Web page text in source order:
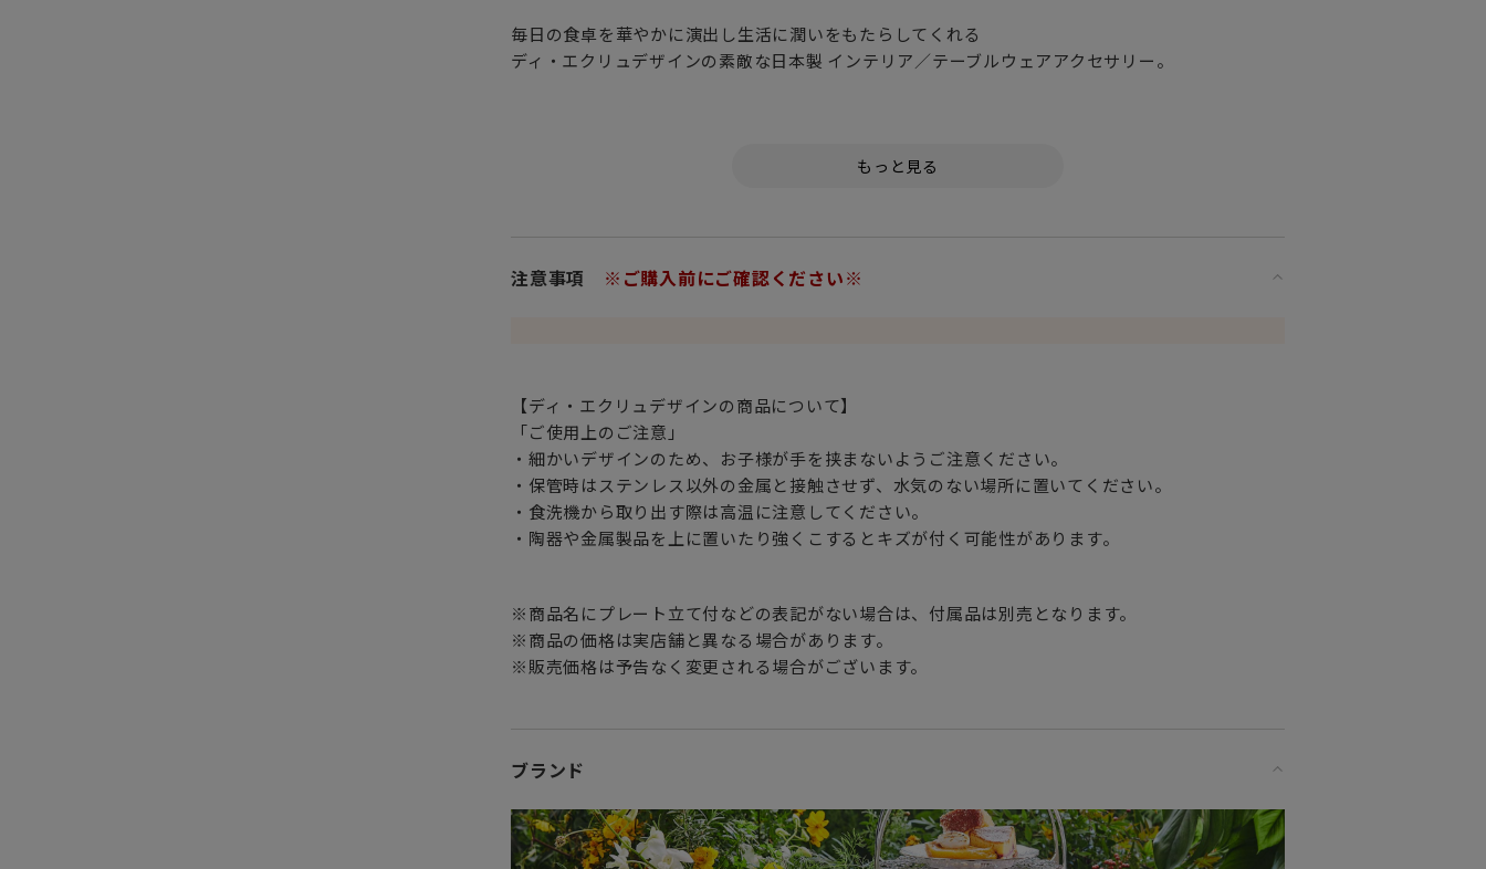
毎日の食卓を華やかに演出し生活に潤いをもたらしてくれる
ディ・エクリュデザインの素敵な日本製 インテリア／テーブルウェアアクセサリー。
オリジナリティにあふれたアイテムは特別な方へのギフトにもぴったりです。
※全て手作業で仕上げられておりますので、多少の違いは予めご了承ください。
注意事項 ※ご購入前にご確認ください※
【ディ・エクリュデザインの商品について】
「ご使用上のご注意」
・細かいデザインのため、お子様が手を挟まないようご注意ください。
・保管時はステンレス以外の金属と接触させず、水気のない場所に置いてください。
・食洗機から取り出す際は高温に注意してください。
・陶器や金属製品を上に置いたり強くこするとキズが付く可能性があります。
※商品名にプレート立て付などの表記がない場合は、付属品は別売となります。
※商品の価格は実店舗と異なる場合があります。
※販売価格は予告なく変更される場合がございます。
ブランド